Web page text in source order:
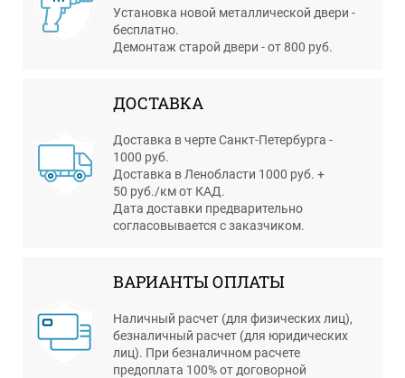
Установка новой металлической двери -
бесплатно.
Демонтаж старой двери - от 800 руб.
ДОСТАВКА
Доставка в черте Санкт-Петербурга -
1000 руб.
Доставка в Ленобласти 1000 руб. +
50 руб./км от КАД.
Дата доставки предварительно
согласовывается с заказчиком.
ВАРИАНТЫ ОПЛАТЫ
Наличный расчет (для физических лиц),
безналичный расчет (для юридических
лиц). При безналичном расчете
предоплата 100% от договорной